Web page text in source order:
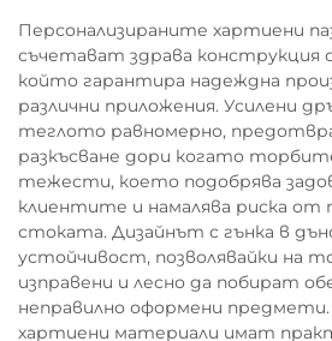
Персонализираните хартиени
съчетават здрава конструкция
който гарантира надеждна
различни приложения. Усилени
теглото равномерно,
разкъсване дори когато
тежести, което подобрява
клиентите и намалява риска от
стоката. Дизайнът с гънка в
устойчивост, позволявайки на
изправени и лесно да побират
неправилно оформени
хартиени материали имат